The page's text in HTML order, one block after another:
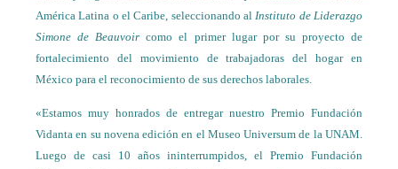
América Latina o el Caribe, seleccionando al Instituto de Liderazgo
Simone de Beauvoir como el primer lugar por su proyecto de
fortalecimiento del movimiento de trabajadoras del hogar en
México para el reconocimiento de sus derechos laborales.
«Estamos muy honrados de entregar nuestro Premio Fundación
Vidanta en su novena edición en el Museo Universum de la UNAM.
Luego de casi 10 años ininterrumpidos, el Premio Fundación